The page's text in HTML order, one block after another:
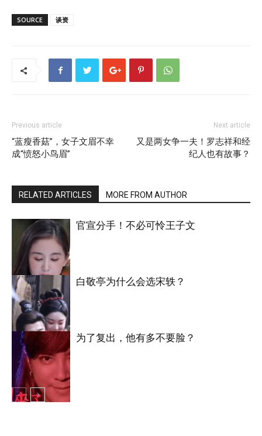
SOURCE 谈资
Previous article
“蓝瘦香菇”，女子文眉不幸
成“愤怒小鸟眉”
Next article
又是两女争一夫！罗志祥和经
纪人也有故事？
RELATED ARTICLES MORE FROM AUTHOR
明星八卦
官宣分手！不必可怜王子文
明星八卦
白敬亭为什么会选宋轶？
为了复出，他有多不要脸？